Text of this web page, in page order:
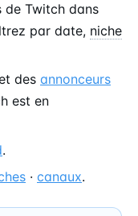
de Twitch dans
par date, niche
des annonceurs
est en
.
· canaux.